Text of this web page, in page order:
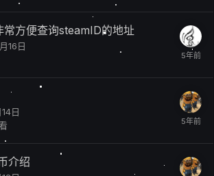
常方便查询steamID的地址
16日
日
介绍